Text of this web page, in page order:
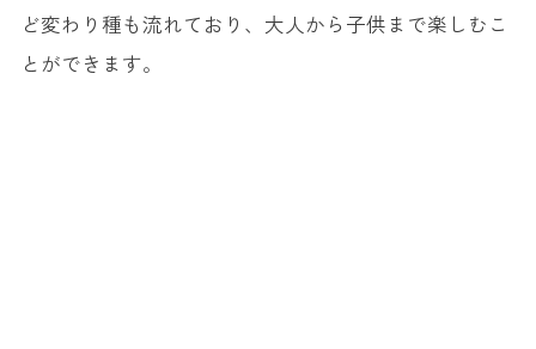
ど変わり種も流れており、大人から子供まで楽しむこ
とができます。